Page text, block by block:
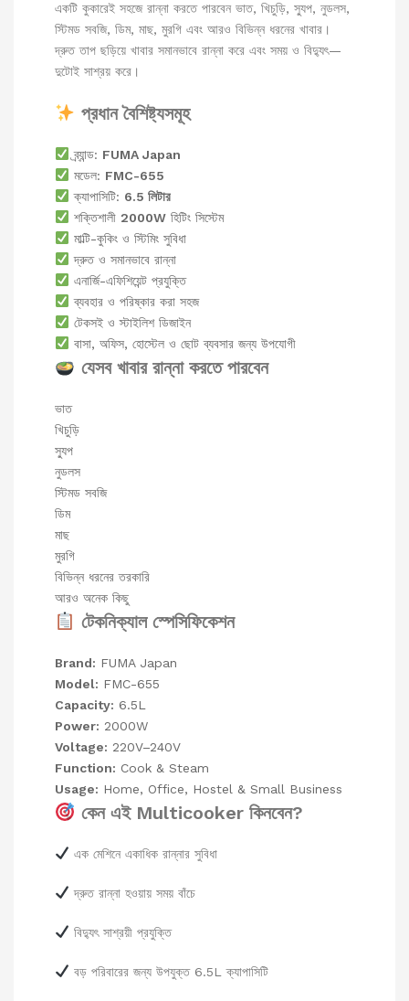
একটি কুকারেই সহজে রান্না করতে পারবেন ভাত, খিচুড়ি, স্যুপ, নুডলস,
স্টিমড সবজি, ডিম, মাছ, মুরগি এবং আরও বিভিন্ন ধরনের খাবার।
দ্রুত তাপ ছড়িয়ে খাবার সমানভাবে রান্না করে এবং সময় ও বিদ্যুৎ—
দুটোই সাশ্রয় করে।
প্রধান বৈশিষ্ট্যসমূহ
ব্র্যান্ড: FUMA Japan
মডেল: FMC-655
ক্যাপাসিটি: 6.5 লিটার
শক্তিশালী 2000Wহিটিং সিস্টেম
মাল্টি-কুকিং ও স্টিমিং সুবিধা
দ্রুত ও সমানভাবে রান্না
এনার্জি-এফিশিয়েন্ট প্রযুক্তি
ব্যবহার ও পরিষ্কার করা সহজ
টেকসই ও স্টাইলিশ ডিজাইন
বাসা, অফিস, হোস্টেল ও ছোট ব্যবসার জন্য উপযোগী
যেসব খাবার রান্না করতে পারবেন
ভাত
খিচুড়ি
স্যুপ
নুডলস
স্টিমড সবজি
ডিম
মাছ
মুরগি
বিভিন্ন ধরনের তরকারি
আরও অনেক কিছু
টেকনিক্যাল স্পেসিফিকেশন
Brand: FUMA Japan
Model: FMC-655
Capacity: 6.5L
Power: 2000W
Voltage: 220V–240V
Function: Cook & Steam
Usage: Home, Office, Hostel & Small Business
কেন এই Multicooker কিনবেন?
এক মেশিনে একাধিক রান্নার সুবিধা
দ্রুত রান্না হওয়ায় সময় বাঁচে
বিদ্যুৎ সাশ্রয়ী প্রযুক্তি
বড় পরিবারের জন্য উপযুক্ত 6.5L ক্যাপাসিটি